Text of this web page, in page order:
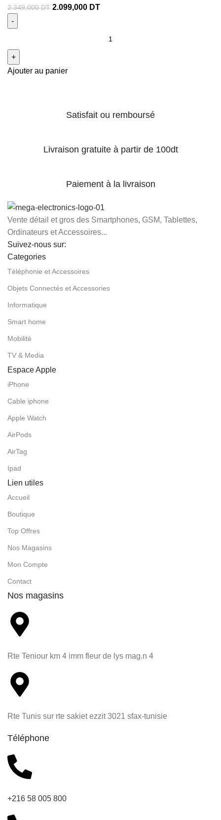
2.349,000DT 2.099,000 DT
Ajouter au panier
Satisfait ou remboursé
Livraison gratuite à partir de 100dt
Paiement à la livraison
Vente détail et gros des Smartphones, GSM, Tablettes,
Ordinateurs et Accessoires...
Suivez-nous sur:
Categories
Téléphonie et Accessoires
Objets Connectés et Accessories
Informatique
Smart home
Mobilité
TV & Media
Espace Apple
iPhone
Cable iphone
Apple Watch
AirPods
AirTag
Ipad
Lien utiles
Accueil
Boutique
Top Offres
Nos Magasins
Mon Compte
Contact
Nos magasins
Rte Teniour km 4 imm fleur de lys mag.n 4
Rte Tunis sur rte sakiet ezzit 3021 sfax-tunisie
Téléphone
+216 58 005 800